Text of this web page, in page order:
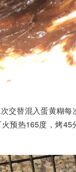
交替混入蛋黄糊每
预热165度，烤45